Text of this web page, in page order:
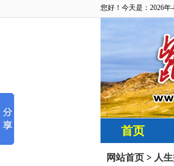
您好！今天是：2026年
首页
网站首页 > 人